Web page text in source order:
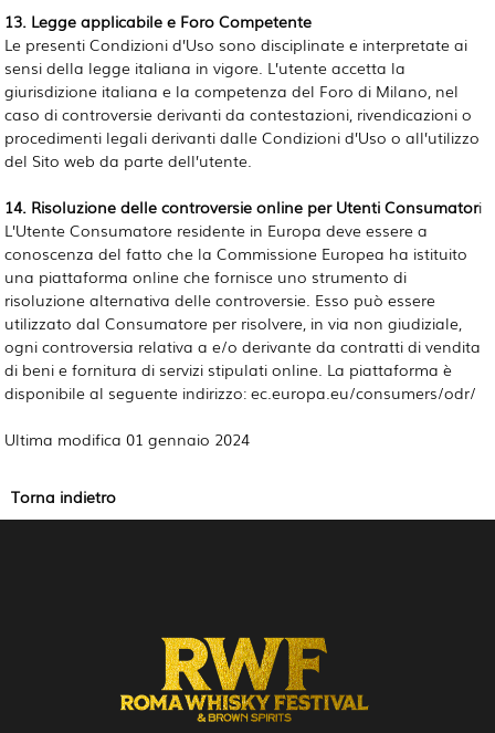
13. Legge applicabile e Foro Competente
Le presenti Condizioni d’Uso sono disciplinate e interpretate ai
sensi della legge italiana in vigore. L’utente accetta la
giurisdizione italiana e la competenza del Foro di Milano, nel
caso di controversie derivanti da contestazioni, rivendicazioni o
procedimenti legali derivanti dalle Condizioni d’Uso o all’utilizzo
del Sito web da parte dell’utente.
14. Risoluzione delle controversie online per Utenti Consumatori
L’Utente Consumatore residente in Europa deve essere a
conoscenza del fatto che la Commissione Europea ha istituito
una piattaforma online che fornisce uno strumento di
risoluzione alternativa delle controversie. Esso può essere
utilizzato dal Consumatore per risolvere, in via non giudiziale,
ogni controversia relativa a e/o derivante da contratti di vendita
di beni e fornitura di servizi stipulati online. La piattaforma è
disponibile al seguente indirizzo: ec.europa.eu/consumers/odr/
Ultima modifica 01 gennaio 2024
Torna indietro